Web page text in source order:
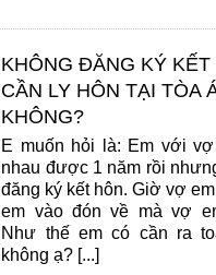
KHÔNG ĐĂNG KÝ KẾT
CẦN LY HÔN TẠI TÒA
KHÔNG?
E muốn hỏi là: Em với
nhau được 1 năm rồi
đăng ký kết hôn. Giờ vợ
em vào đón về mà vợ
Như thế em có cần ra
không ạ? [...]